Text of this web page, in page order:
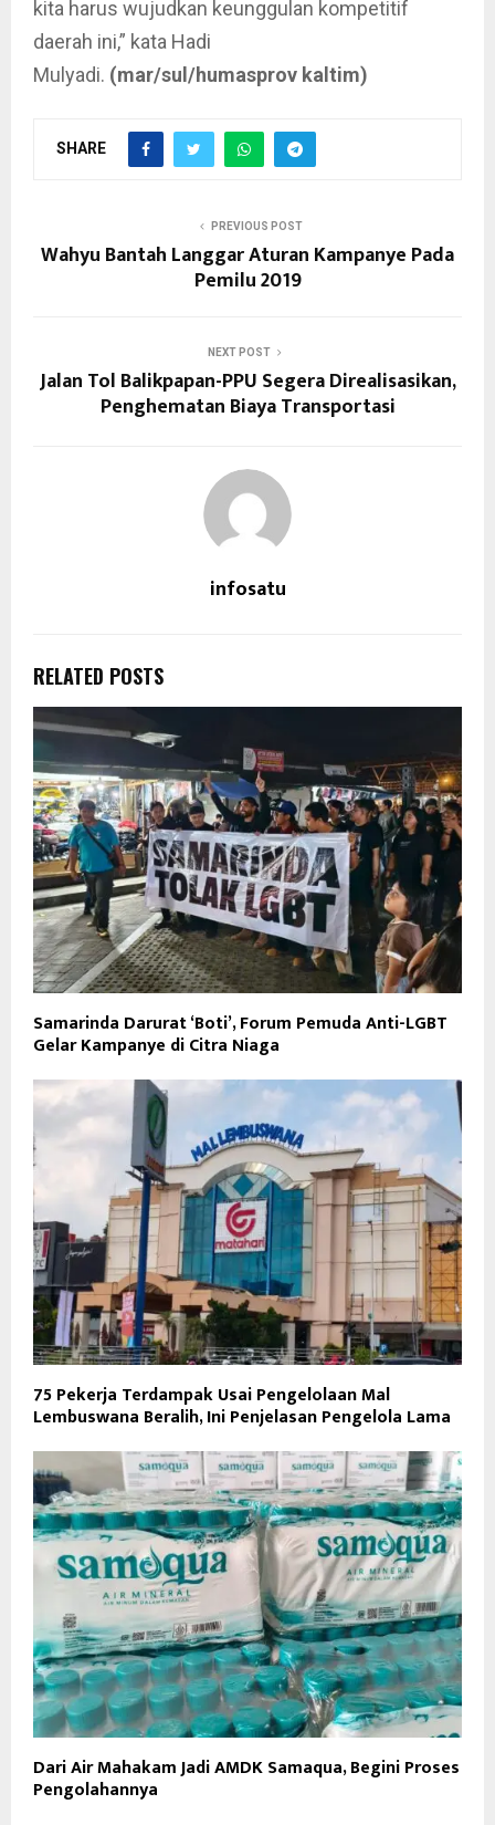
kita harus wujudkan keunggulan kompetitif
daerah ini,” kata Hadi
Mulyadi. (mar/sul/humasprov kaltim)
SHARE
PREVIOUS POST
Wahyu Bantah Langgar Aturan Kampanye Pada
Pemilu 2019
NEXT POST
Jalan Tol Balikpapan-PPU Segera Direalisasikan,
Penghematan Biaya Transportasi
infosatu
RELATED POSTS
Samarinda Darurat ‘Boti’, Forum Pemuda Anti-LGBT
Gelar Kampanye di Citra Niaga
75 Pekerja Terdampak Usai Pengelolaan Mal
Lembuswana Beralih, Ini Penjelasan Pengelola Lama
Dari Air Mahakam Jadi AMDK Samaqua, Begini Proses
Pengolahannya